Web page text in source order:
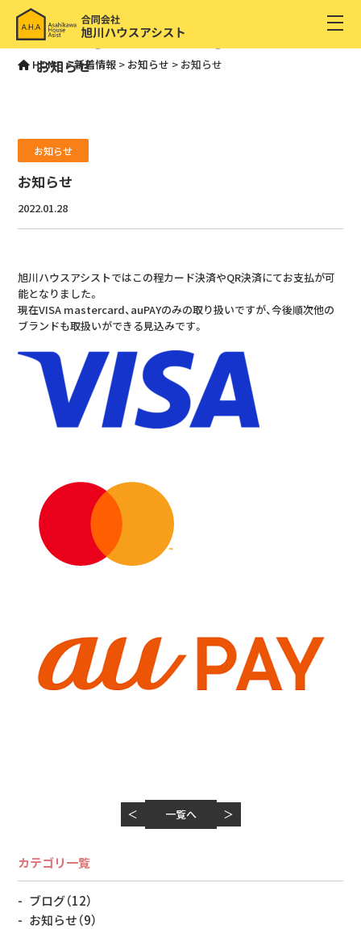
INFORMATION
お知らせ
HOME >新着情報 > お知らせ > お知らせ
お知らせ
お知らせ
2022.01.28
旭川ハウスアシストではこの程カード決済やQR決済にてお支払が可
能となりました。
現在VISA mastercard、auPAYのみの取り扱いですが、今後順次他の
ブランドも取扱いができる見込みです。
＜ 一覧へ ＞
カテゴリ一覧
お知らせ（9）
ブログ（12）